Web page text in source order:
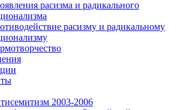
расизма и радикального
расизму и радикальному
2003-2006